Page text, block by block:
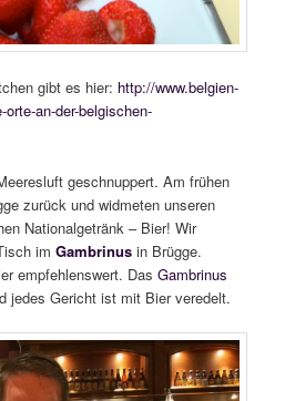
gibt es hier: http://www.belgien-
an-der-belgischen-
geschnuppert. Am frühen
zurück und widmeten unseren
Nationalgetränk – Bier! Wir
imGambrinus in Brügge.
empfehlenswert. DasGambrinus
jedes Gericht ist mit Bier veredelt.